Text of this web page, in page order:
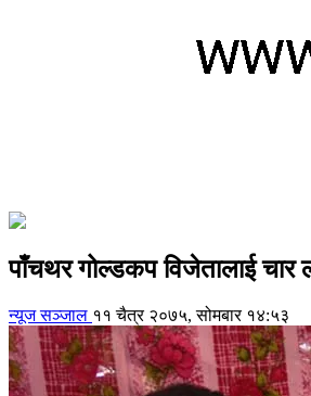
पाँचथर गोल्डकप विजेतालाई चार
न्यूज सञ्जाल ११ चैत्र २०७५, सोमबार १४:५३